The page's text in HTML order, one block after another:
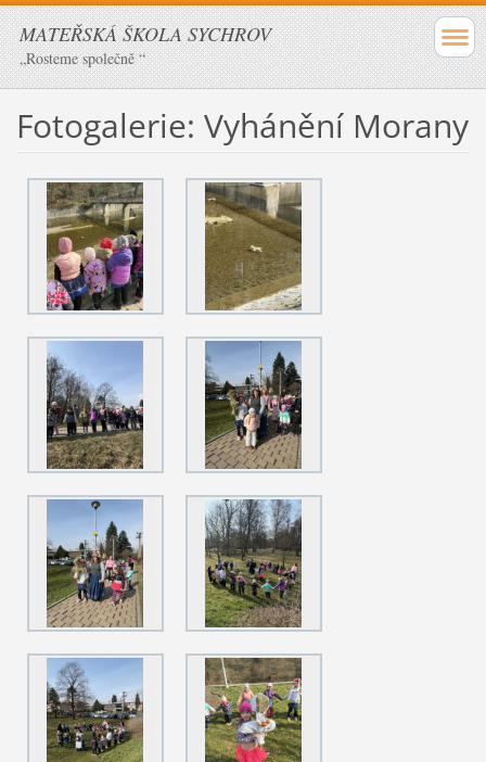
MATEŘSKÁ ŠKOLA SYCHROV
„Rosteme společně “
Fotogalerie: Vyhánění Morany